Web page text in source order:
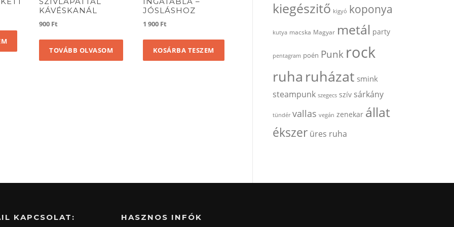
KÁVÉSKANÁL
900 Ft
TOVÁBB OLVASOM
JÓSLÁSHOZ
1 900 Ft
KOSÁRBA TESZEM
kiegészitő kigyó koponya
kutya macska Magyar metál party
pentagram poén Punk rock
ruha ruházat smink
steampunk szegecs szív sárkány
tündér vallas vegán zenekar állat
ékszer üres ruha
KAPCSOLAT: HASZNOS INFÓK